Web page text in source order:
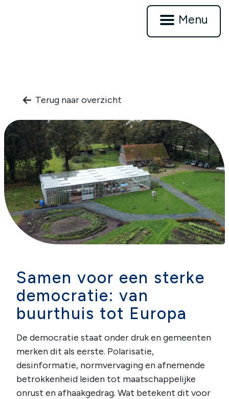
Menu
Terug naar overzicht
Samen voor een sterke
democratie: van
buurthuis tot Europa
De democratie staat onder druk en gemeenten
merken dit als eerste. Polarisatie,
desinformatie, normvervaging en afnemende
betrokkenheid leiden tot maatschappelijke
onrust en afhaakgedrag. Wat betekent dit voor